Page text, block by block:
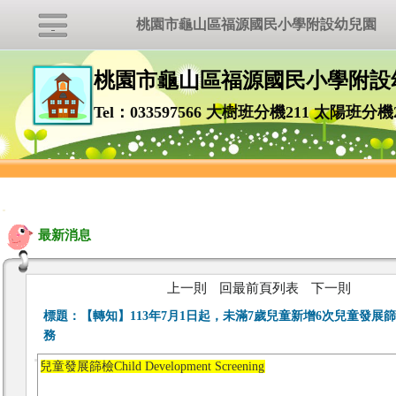
桃園市龜山區福源國民小學附設
Tel：033597566 大樹班分機211 太陽班分機
:::
最新消息
上一則 回最前頁列表 下一則
標題：
【轉知】113年7月1日起，未滿7歲兒童新增6次兒童發展
務
兒童發展篩檢Child Development Screening
桃園市龜山區福源國民小學附設幼兒園